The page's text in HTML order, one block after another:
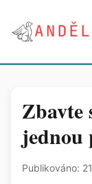
Zbavte
jednou
Publikováno: